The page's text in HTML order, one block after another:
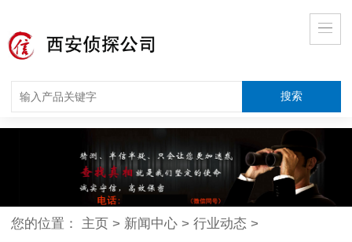
您的位置： 主页 > 新闻中心 > 行业动态 >